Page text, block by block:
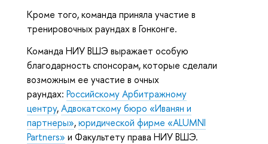
Кроме того, команда приняла участие в
тренировочных раундах в Гонконге.
Команда НИУ ВШЭ выражает особую
благодарность спонсорам, которые сделали
возможным ее участие в очных
раундах: Российскому Арбитражному
центру,Адвокатскому бюро «Иванян и
партнеры»,юридической фирме «ALUMNI
Partners» и Факультету права НИУ ВШЭ.